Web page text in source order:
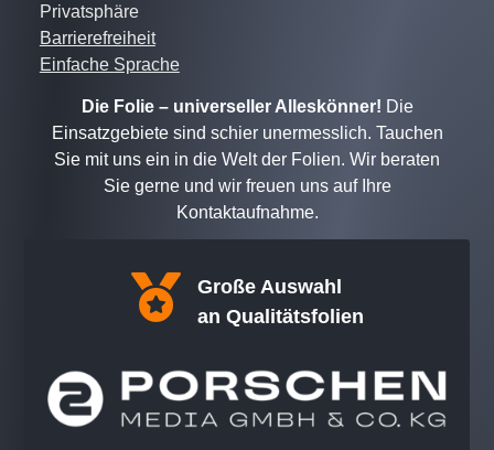
Privatsphäre
Barrierefreiheit
Einfache Sprache
Die Folie – universeller Alleskönner! Die
Einsatzgebiete sind schier unermesslich. Tauchen
Sie mit uns ein in die Welt der Folien. Wir beraten
Sie gerne und wir freuen uns auf Ihre
Kontaktaufnahme.

Große Auswahl
an Qualitätsfolien